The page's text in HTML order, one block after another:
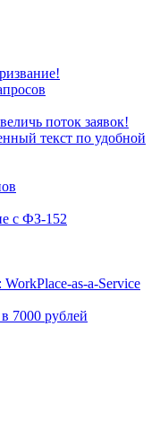
поток заявок!
текст по удобной
с ФЗ-152
as-a-Service
7000 рублей